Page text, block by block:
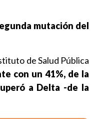
mutación del
de Salud Pública
con un 41%, de la
a Delta -de la